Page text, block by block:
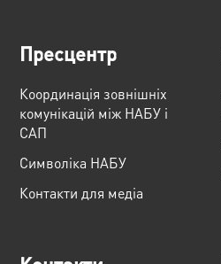
Пресцентр
Координація зовнішніх
комунікацій між НАБУ і
САП
Cимволіка НАБУ
Контакти для медіа